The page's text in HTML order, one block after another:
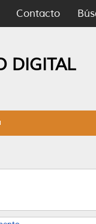
Contacto
DIGITAL